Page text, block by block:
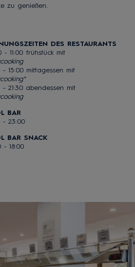
zu genießen.
DES RESTAURANTS
- 11:00 frühstück mit
- 15:00 mittagessen mit
- 21:30 abendessen mit
BAR
- 23:00
BAR SNACK
- 18:00